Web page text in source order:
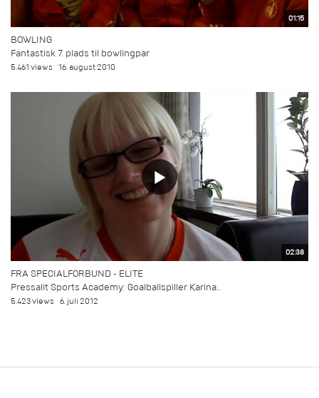
01:15
BOWLING
Fantastisk 7. plads til bowlingpar
5.461 views 16. august 2010
02:38
FRA SPECIALFORBUND - ELITE
Pressalit Sports Academy: Goalballspiller Karina...
5.423 views 6. juli 2012